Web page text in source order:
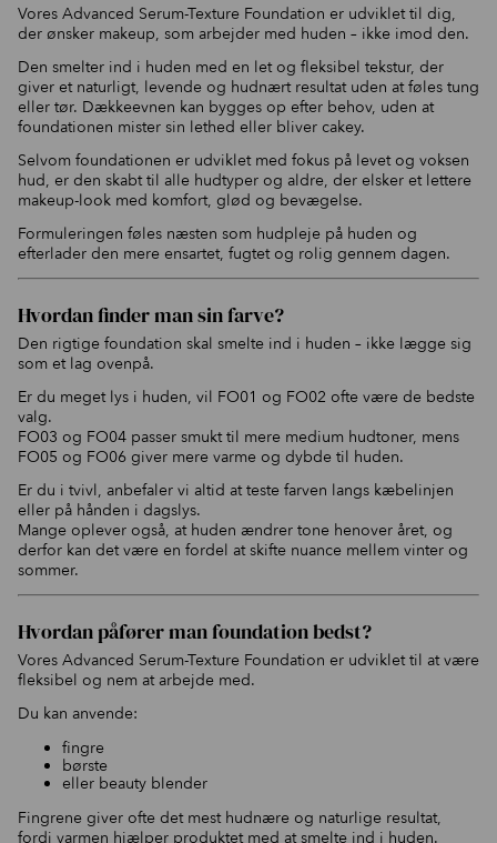
Vores Advanced Serum-Texture Foundation er udviklet til dig,
der ønsker makeup, som arbejder med huden – ikke imod den.
Den smelter ind i huden med en let og fleksibel tekstur, der
giver et naturligt, levende og hudnært resultat uden at føles tung
eller tør. Dækkeevnen kan bygges op efter behov, uden at
foundationen mister sin lethed eller bliver cakey.
Selvom foundationen er udviklet med fokus på levet og voksen
hud, er den skabt til alle hudtyper og aldre, der elsker et lettere
makeup-look med komfort, glød og bevægelse.
Formuleringen føles næsten som hudpleje på huden og
efterlader den mere ensartet, fugtet og rolig gennem dagen.
Hvordan finder man sin farve?
Den rigtige foundation skal smelte ind i huden – ikke lægge sig
som et lag ovenpå.
Er du meget lys i huden, vil FO01 og FO02 ofte være de bedste
valg.
FO03 og FO04 passer smukt til mere medium hudtoner, mens
FO05 og FO06 giver mere varme og dybde til huden.
Er du i tvivl, anbefaler vi altid at teste farven langs kæbelinjen
eller på hånden i dagslys.
Mange oplever også, at huden ændrer tone henover året, og
derfor kan det være en fordel at skifte nuance mellem vinter og
sommer.
Hvordan påfører man foundation bedst?
Vores Advanced Serum-Texture Foundation er udviklet til at være
fleksibel og nem at arbejde med.
Du kan anvende:
fingre
børste
eller beauty blender
Fingrene giver ofte det mest hudnære og naturlige resultat,
fordi varmen hjælper produktet med at smelte ind i huden.